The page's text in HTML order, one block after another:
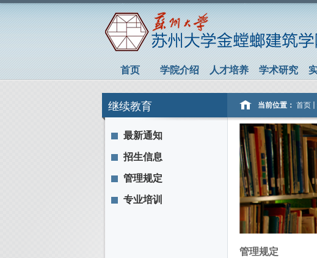
首页 学院介绍 人才培养 学术研究
继续教育
最新通知
招生信息
管理规定
专业培训
当前位置： 首页
管理规定